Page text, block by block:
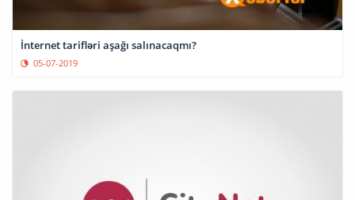
İnternet tarifləri aşağı salınacaqmı?
05-07-2019